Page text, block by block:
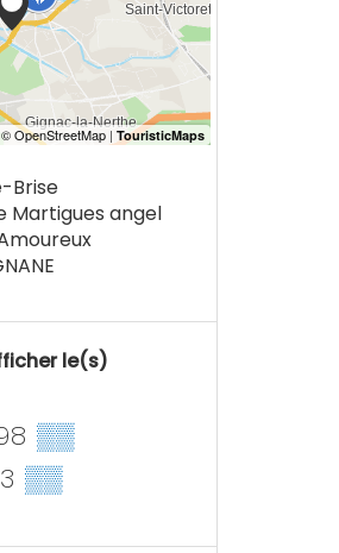
Brise
Martigues angel
le(s)
▒▒
▒▒